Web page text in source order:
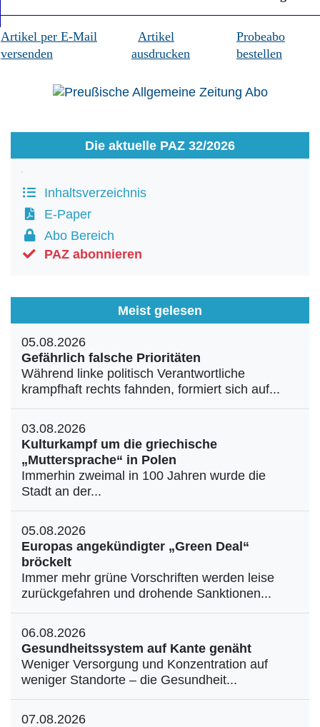
Artikel per E-Mail
versenden
Artikel
ausdrucken
Probeabo
bestellen
Die aktuelle PAZ 32/2026
Inhaltsverzeichnis
E-Paper
Abo Bereich
PAZ abonnieren
Meist gelesen
05.08.2026
Gefährlich falsche Prioritäten
Während linke politisch Verantwortliche
krampfhaft rechts fahnden, formiert sich auf...
03.08.2026
Kulturkampf um die griechische
„Muttersprache“ in Polen
Immerhin zweimal in 100 Jahren wurde die
Stadt an der...
05.08.2026
Europas angekündigter „Green Deal“
bröckelt
Immer mehr grüne Vorschriften werden leise
zurückgefahren und drohende Sanktionen...
06.08.2026
Gesundheitssystem auf Kante genäht
Weniger Versorgung und Konzentration auf
weniger Standorte – die Gesundheit...
07.08.2026